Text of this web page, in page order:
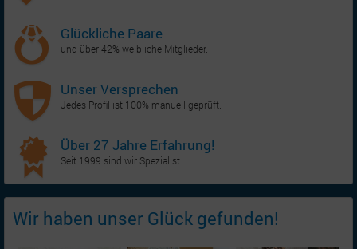
Glückliche Paare
und über 42% weibliche Mitglieder.
Unser Versprechen
Jedes Profil ist 100% manuell geprüft.
Über 27 Jahre Erfahrung!
Seit 1999 sind wir Spezialist.
Wir haben unser Glück gefunden!